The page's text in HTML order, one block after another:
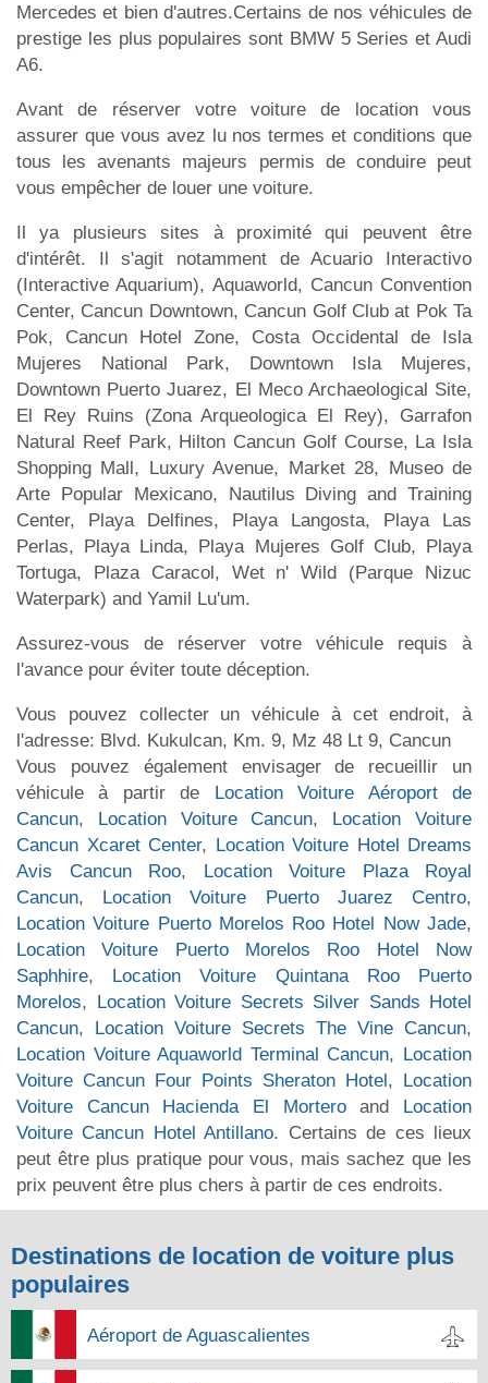
Mercedes et bien d'autres.Certains de nos véhicules de
prestige les plus populaires sont BMW 5 Series et Audi
A6.
Avant de réserver votre voiture de location vous
assurer que vous avez lu nos termes et conditions que
tous les avenants majeurs permis de conduire peut
vous empêcher de louer une voiture.
Il ya plusieurs sites à proximité qui peuvent être
d'intérêt. Il s'agit notamment de Acuario Interactivo
(Interactive Aquarium), Aquaworld, Cancun Convention
Center, Cancun Downtown, Cancun Golf Club at Pok Ta
Pok, Cancun Hotel Zone, Costa Occidental de Isla
Mujeres National Park, Downtown Isla Mujeres,
Downtown Puerto Juarez, El Meco Archaeological Site,
El Rey Ruins (Zona Arqueologica El Rey), Garrafon
Natural Reef Park, Hilton Cancun Golf Course, La Isla
Shopping Mall, Luxury Avenue, Market 28, Museo de
Arte Popular Mexicano, Nautilus Diving and Training
Center, Playa Delfines, Playa Langosta, Playa Las
Perlas, Playa Linda, Playa Mujeres Golf Club, Playa
Tortuga, Plaza Caracol, Wet n' Wild (Parque Nizuc
Waterpark) and Yamil Lu'um.
Assurez-vous de réserver votre véhicule requis à
l'avance pour éviter toute déception.
Vous pouvez collecter un véhicule à cet endroit, à
l'adresse: Blvd. Kukulcan, Km. 9, Mz 48 Lt 9, Cancun
Vous pouvez également envisager de recueillir un
véhicule à partir de Location Voiture Aéroport de
Cancun, Location Voiture Cancun, Location Voiture
Cancun Xcaret Center, Location Voiture Hotel Dreams
Avis Cancun Roo, Location Voiture Plaza Royal
Cancun, Location Voiture Puerto Juarez Centro,
Location Voiture Puerto Morelos Roo Hotel Now Jade,
Location Voiture Puerto Morelos Roo Hotel Now
Saphhire, Location Voiture Quintana Roo Puerto
Morelos, Location Voiture Secrets Silver Sands Hotel
Cancun, Location Voiture Secrets The Vine Cancun,
Location Voiture Aquaworld Terminal Cancun, Location
Voiture Cancun Four Points Sheraton Hotel, Location
Voiture Cancun Hacienda El Morteroand Location
Voiture Cancun Hotel Antillano. Certains de ces lieux
peut être plus pratique pour vous, mais sachez que les
prix peuvent être plus chers à partir de ces endroits.
Destinations de location de voiture plus
populaires
Aéroport de Aguascalientes